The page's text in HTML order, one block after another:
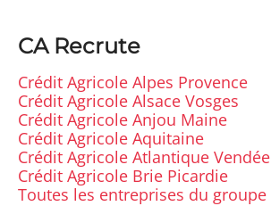
CA Recrute
Crédit Agricole Alpes Provence
Crédit Agricole Alsace Vosges
Crédit Agricole Anjou Maine
Crédit Agricole Aquitaine
Crédit Agricole Atlantique Vendée
Crédit Agricole Brie Picardie
Toutes les entreprises du groupe